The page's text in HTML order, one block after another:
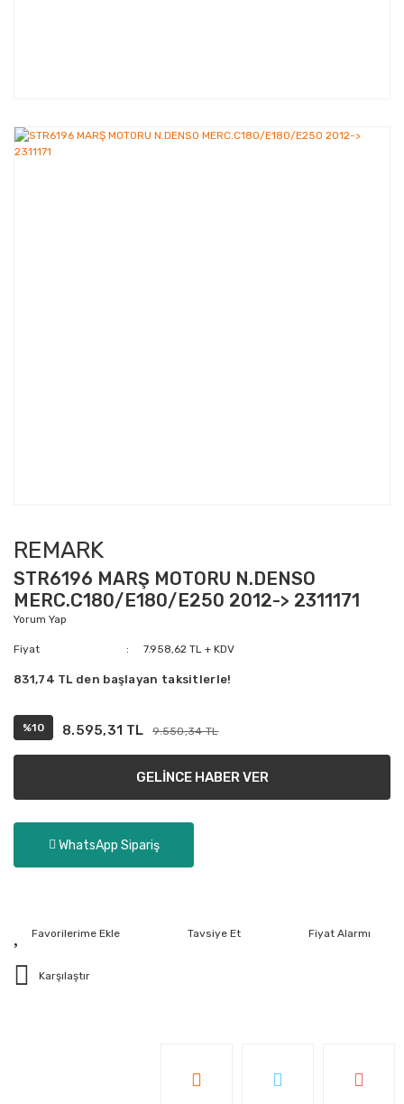
REMARK
STR6196 MARŞ MOTORU N.DENSO
MERC.C180/E180/E250 2012-> 2311171
Yorum Yap
Fiyat 7.958,62 TL + KDV
831,74 TL den başlayan taksitlerle!
%10 8.595,31 TL 9.550,34 TL
GELİNCE HABER VER
WhatsApp Sipariş
Tavsiye Et Fiyat Alarmı
Karşılaştır